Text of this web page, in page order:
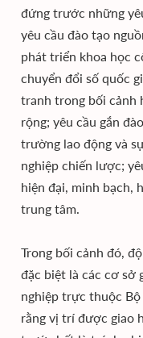
đứng trước những
yêu cầu đào tạo
phát triển khoa học
chuyển đổi số quốc
tranh trong bối cảnh
rộng; yêu cầu gắn
trường lao động và
nghiệp chiến lược;
hiện đại, minh bạch,
trung tâm.
Trong bối cảnh đó,
đặc biệt là các cơ sở
nghiệp trực thuộc
rằng vị trí được giao